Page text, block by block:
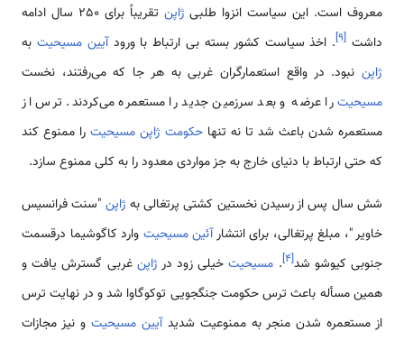
معروف است. این سیاست انزوا طلبی ژاپن
تقریباً برای 250 سال ادامه
داشت [۹]. اخذ سیاست کشور بسته بی ارتباط با ورودآیین مسیحیت به
ژاپن نبود. در واقع استعمارگران غربی به هر جا که می‌رفتند، نخست
مسیحیترا عرضه و بعد سرزمین جدید را مستعمره می‌کردند. ترس از
مستعمره شدن باعث شد تا نه تنها حکومت ژاپن مسیحیت را ممنوع کند
که حتی ارتباط با دنیای خارج به جز مواردی معدود را به کلی ممنوع سازد.
شش سال پس از رسیدن نخستین کشتی پرتغالی به ژاپن "سنت فرانسیس
خاویر "، مبلغ پرتغالی، برای انتشارآئین مسیحیت وارد کاگوشیما درقسمت
جنوبی کیوشو شد[۴]
. مسیحیتخیلی زود در ژاپن غربی گسترش یافت و
همین مسأله باعث ترس حکومت جنگجویی توکوگاوا شد و در نهایت ترس
از مستعمره شدن منجر به ممنوعیت شدیدآیین مسیحیت و نیز مجازات